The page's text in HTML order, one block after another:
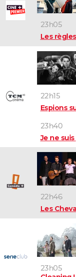
23h05
Les
22h15
Espions
23h40
Je ne
22h46
Les
23h05